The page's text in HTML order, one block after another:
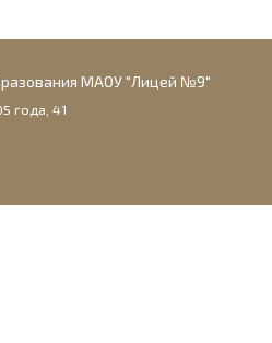
МАОУ "Лицей №9"
года, 41